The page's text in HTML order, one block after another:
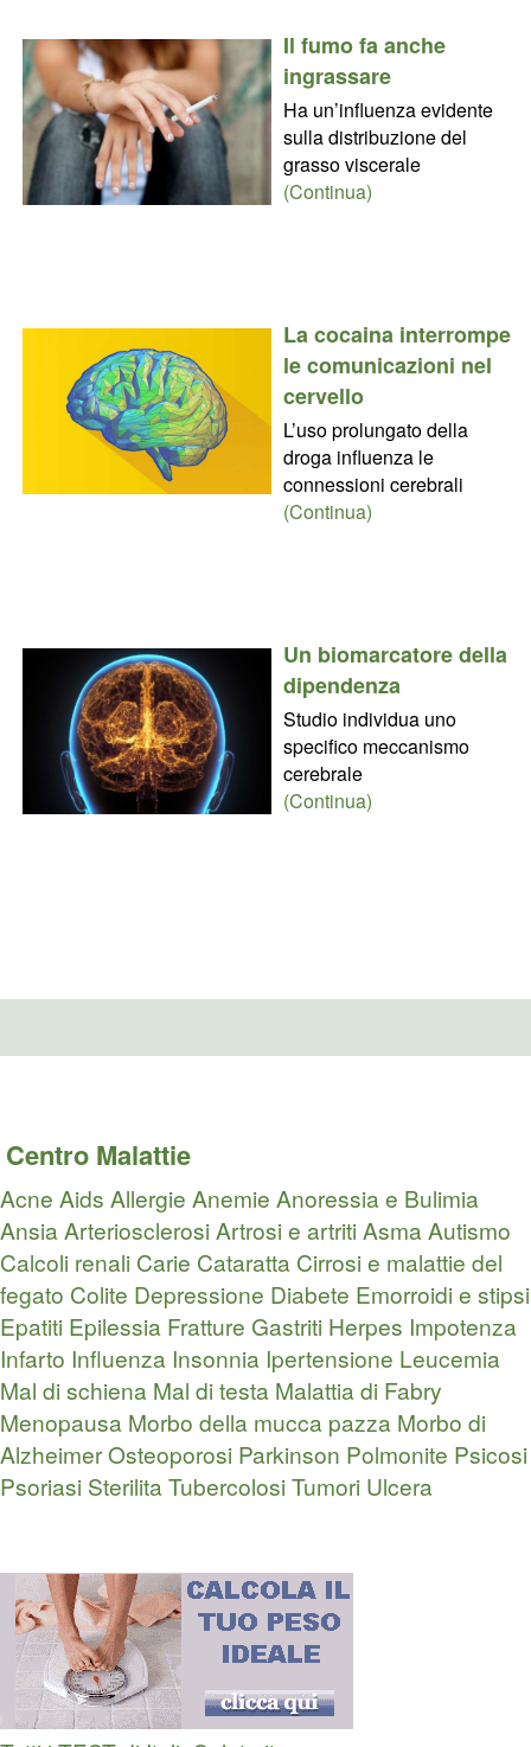
Il fumo fa anche
ingrassare
Ha un’influenza evidente
sulla distribuzione del
grasso viscerale
(Continua)
La cocaina interrompe
le comunicazioni nel
cervello
L’uso prolungato della
droga influenza le
connessioni cerebrali
(Continua)
Un biomarcatore della
dipendenza
Studio individua uno
specifico meccanismo
cerebrale
(Continua)
Centro Malattie
Acne Aids Allergie Anemie Anoressia e Bulimia
AnsiaArteriosclerosiArtrosi e artritiAsmaAutismo
Calcoli renali Carie Cataratta Cirrosi e malattie del
fegato Colite Depressione Diabete Emorroidi e stipsi
Epatiti Epilessia Fratture Gastriti Herpes Impotenza
Infarto Influenza Insonnia Ipertensione Leucemia
Mal di schiena Mal di testa Malattia di Fabry
Menopausa Morbo della mucca pazza Morbo di
AlzheimerOsteoporosi Parkinson Polmonite Psicosi
Psoriasi SterilitaTubercolosiTumori Ulcera